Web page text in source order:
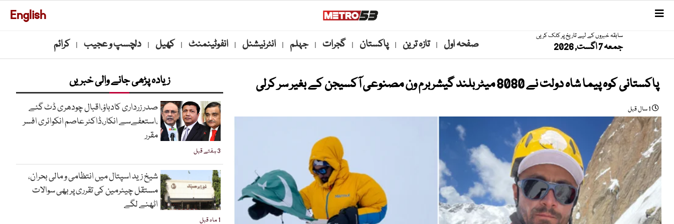
English
سابقہ خبروں کے لیے تاریخ پر کلک کریں
جمعہ 7 اگست, 2026 صفحہ اول | تازہ ترین | پاکستان | گجرات | جہلم | انٹرنیشنل | انفوٹینمنٹ | کھیل | دلچسپ و عجیب | کرائم
پاکستانی کوہ پیما شاہ دولت نے 8080 میٹر بلند گیشربرم ون مصنوعی آکسیجن کے بغیر سر کرلی
1 سال قبل
زیادہ پڑھی جانے والی خبریں
3 ہفتے قبل
صدر زرداری کادباؤ،اقبال چودھری ڈٹ گئے
،استعفےسے انکار،ڈاکٹر عاصم انکوائری افسر
مقرر
1 ماہ قبل
شیخ زید اسپتال میں انتظامی و مالی بحران،
مستقل چیئرمین کی تقرری پر بھی سوالات
اٹھنے لگے